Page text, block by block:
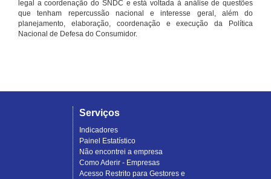
legal a coordenação do SNDC e está voltada à análise de questões
que tenham repercussão nacional e interesse geral, além do
planejamento, elaboração, coordenação e execução da Política
Nacional de Defesa do Consumidor.
Serviços
Indicadores
Painel Estatístico
Não encontrei a empresa
Como Aderir - Empresas
Acesso Restrito para Gestores e